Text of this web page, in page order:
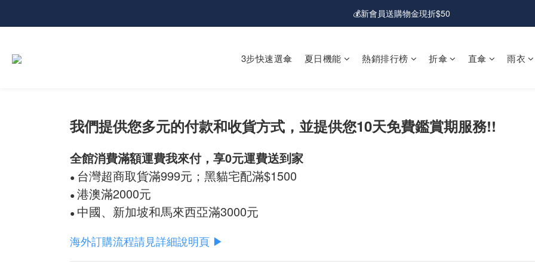
💰新會員送購物金現折$50
💰新會員送購物金現折$50
💰新會員送購物金現折$50
3步快速選傘 夏日機能 熱銷排行榜 折傘 直傘 雨衣
我們提供您多元的付款和收貨方式，並提供您10天免費鑑賞期服務!!
全館消費滿額運費我來付，享0元運費送到家
● 台灣超商取貨滿999元；黑貓宅配滿$1500
● 港澳滿2000元
● 中國、新加坡和馬來西亞滿3000元
海外訂購流程請見詳細說明頁 ▶